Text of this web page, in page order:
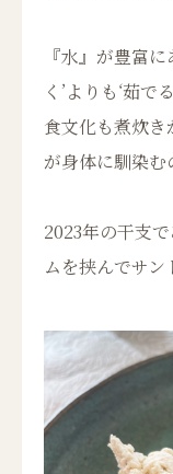
『水』が豊富
く’よりも‘茹で
食文化も煮炊
が身体に馴染
2023年の干支
ムを挟んでサン